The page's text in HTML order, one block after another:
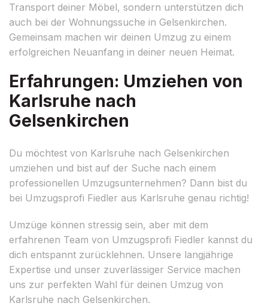
Transport deiner Möbel, sondern unterstützen dich
auch bei der Wohnungssuche in Gelsenkirchen.
Gemeinsam machen wir deinen Umzug zu einem
erfolgreichen Neuanfang in deiner neuen Heimat.
Erfahrungen: Umziehen von
Karlsruhe nach
Gelsenkirchen
Du möchtest von Karlsruhe nach Gelsenkirchen
umziehen und bist auf der Suche nach einem
professionellen Umzugsunternehmen? Dann bist du
bei Umzugsprofi Fiedler aus Karlsruhe genau richtig!
Umzüge können stressig sein, aber mit dem
erfahrenen Team von Umzugsprofi Fiedler kannst du
dich entspannt zurücklehnen. Unsere langjährige
Expertise und unser zuverlässiger Service machen
uns zur perfekten Wahl für deinen Umzug von
Karlsruhe nach Gelsenkirchen.